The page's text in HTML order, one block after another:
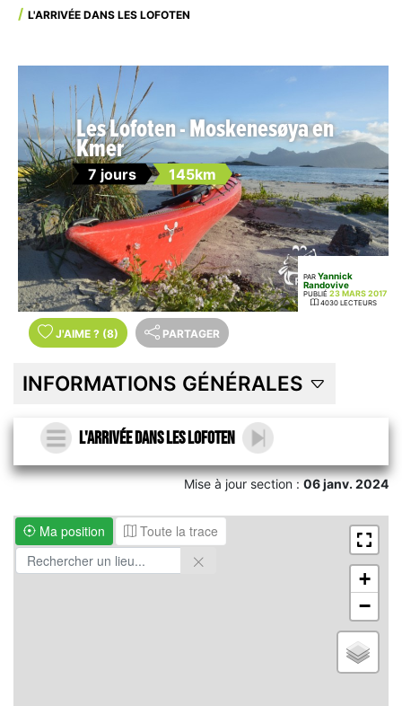
L'ARRIVÉE DANS LES LOFOTEN
Les Lofoten - Moskenesøya en
Kmer
7 jours 145km
PAR Yannick
Randovive
PUBLIÉ 23 MARS 2017
4030 LECTEURS
J'AIME ? (8) PARTAGER
INFORMATIONS GÉNÉRALES
L'arrivée dans les Lofoten
Mise à jour section :06 janv. 2024
Ma position Toute la trace
+
−